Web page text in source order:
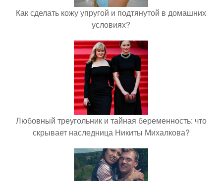
Как сделать кожу упругой и подтянутой в домашних
условиях?
Любовный треугольник и тайная беременность: что
скрывает наследница Никиты Михалкова?